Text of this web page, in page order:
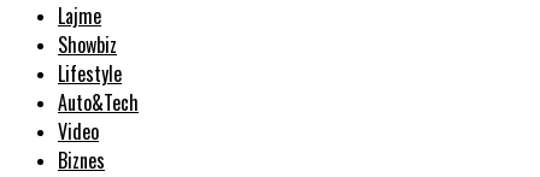
Lajme
Showbiz
Lifestyle
Auto&Tech
Video
Biznes